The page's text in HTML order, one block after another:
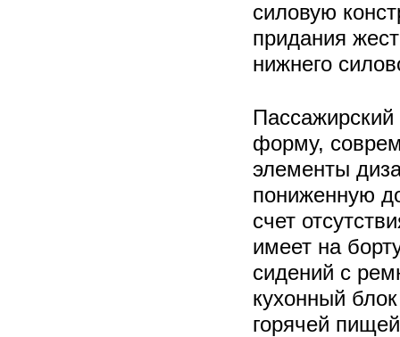
силовую
придания
нижнего
форму,
элементы
пониженную
счет
имеет на
сидений с
кухонный
горячей